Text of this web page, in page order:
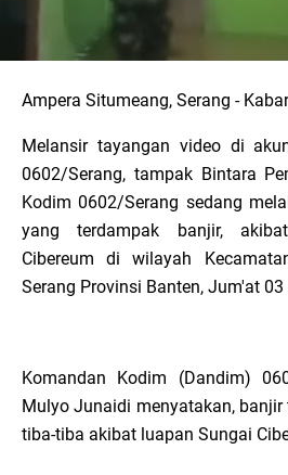
Ampera Situmeang, Serang -
Melansir tayangan video di
0602/Serang, tampak Bintara
Kodim 0602/Serang sedang
yang terdampak banjir,
Cibereum di wilayah
Serang Provinsi Banten, Jum'at
Komandan Kodim (Dandim)
Mulyo Junaidi menyatakan, banjir
tiba-tiba akibat luapan Sungai